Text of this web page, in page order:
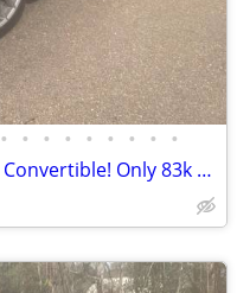
• • • • • • • • •
2011 BMW 335i Turbo Hardtop Convertible! Only 83k Miles! Runs Perfect!